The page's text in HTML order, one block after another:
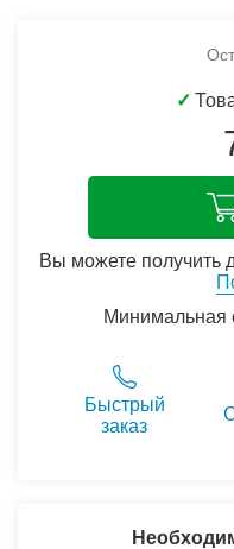
✓
Вы можете получить
Минимальная
Быстрый
заказ